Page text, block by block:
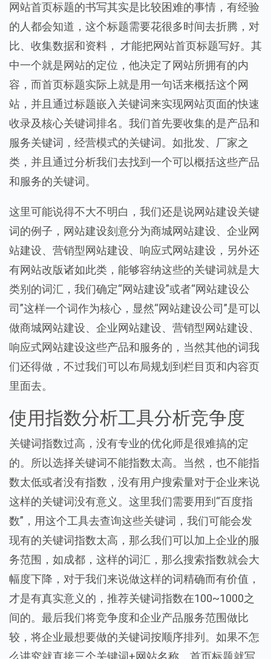
网站首页标题的书写其实是比较困难的事情，有经验
的人都会知道，这个标题需要花很多时间去折腾，对
比、收集数据和资料， 才能把网站首页标题写好。其
中一个就是网站的定位，他决定了网站所拥有的内
容，而首页标题实际上就是用一句话来概括这个网
站，并且通过标题嵌入关键词来实现网站页面的快速
收录及核心关键词排名。我们首先要收集的是产品和
服务关键词，经营模式的关键词。如批发、厂家之
类，并且通过分析我们去找到一个可以概括这些产品
和服务的关键词。
这里可能说得不大不明白，我们还是说网站建设关键
词的例子，网站建设刻意分为商城网站建设、企业网
站建设、营销型网站建设、响应式网站建设，另外还
有网站改版诸如此类，能够容纳这些的关键词就是大
类别的词汇，我们确定“网站建设”或者“网站建设公
司”这样一个词作为核心，显然“网站建设公司”是可以
做商城网站建设、企业网站建设、营销型网站建设、
响应式网站建设这些产品和服务的，当然其他的词我
们还得做，不过我们可以布局规划到栏目页和内容页
里面去。
使用指数分析工具分析竞争度
关键词指数过高，没有专业的优化师是很难搞的定
的。所以选择关键词不能指数太高。当然，也不能指
数太低或者没有指数，没有用户搜索量对于企业来说
这样的关键词没有意义。这里我们需要用到“百度指
数”，用这个工具去查询这些关键词，我们可能会发
现有的关键词指数太高，那么我们可以加上企业的服
务范围，如成都，这样的词汇，那么搜索指数就会大
幅度下降，对于我们来说做这样的词精确而有价值，
才是有真实意义的，推荐关键词指数在100~1000之
间的。最后我们将竞争度和企业产品服务范围做比
较，将企业最想要做的关键词按顺序排列。如果不怎